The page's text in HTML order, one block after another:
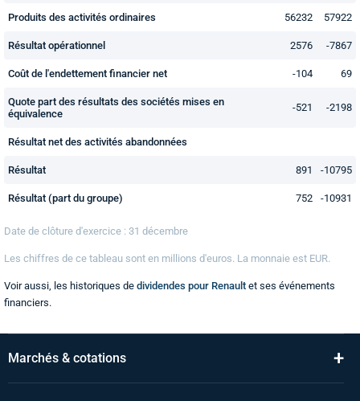
Produits des activités ordinaires 56232 57922
Résultat opérationnel 2576 -7867
Coût de l'endettement financier net -104 69
Quote part des résultats des sociétés mises en
équivalence
-521 -2198
Résultat net des activités abandonnées
Résultat 891 -10795
Résultat (part du groupe) 752 -10931
Date de clôture d'exercice : 31 décembre
Les chiffres de ce tableau sont en millions d'euros. La monnaie est EUR.
Voir aussi, les historiques de dividendes pour Renault et ses événements
financiers.
Marchés & cotations +